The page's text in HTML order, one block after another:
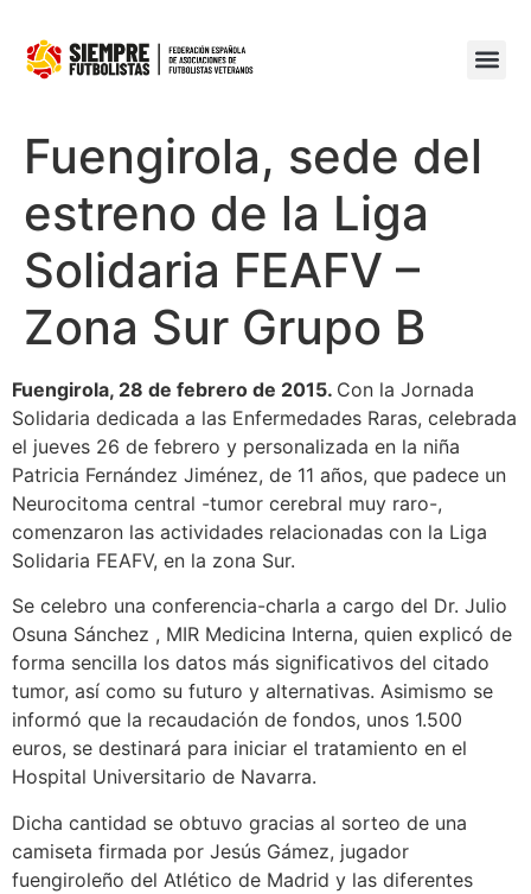
Fuengirola, sede del
estreno de la Liga
Solidaria FEAFV –
Zona Sur Grupo B
Fuengirola, 28 de febrero de 2015. Con la Jornada
Solidaria dedicada a las Enfermedades Raras, celebrada
el jueves 26 de febrero y personalizada en la niña
Patricia Fernández Jiménez, de 11 años, que padece un
Neurocitoma central -tumor cerebral muy raro-,
comenzaron las actividades relacionadas con la Liga
Solidaria FEAFV, en la zona Sur.
Se celebro una conferencia-charla a cargo del Dr. Julio
Osuna Sánchez , MIR Medicina Interna, quien explicó de
forma sencilla los datos más significativos del citado
tumor, así como su futuro y alternativas. Asimismo se
informó que la recaudación de fondos, unos 1.500
euros, se destinará para iniciar el tratamiento en el
Hospital Universitario de Navarra.
Dicha cantidad se obtuvo gracias al sorteo de una
camiseta firmada por Jesús Gámez, jugador
fuengiroleño del Atlético de Madrid y las diferentes